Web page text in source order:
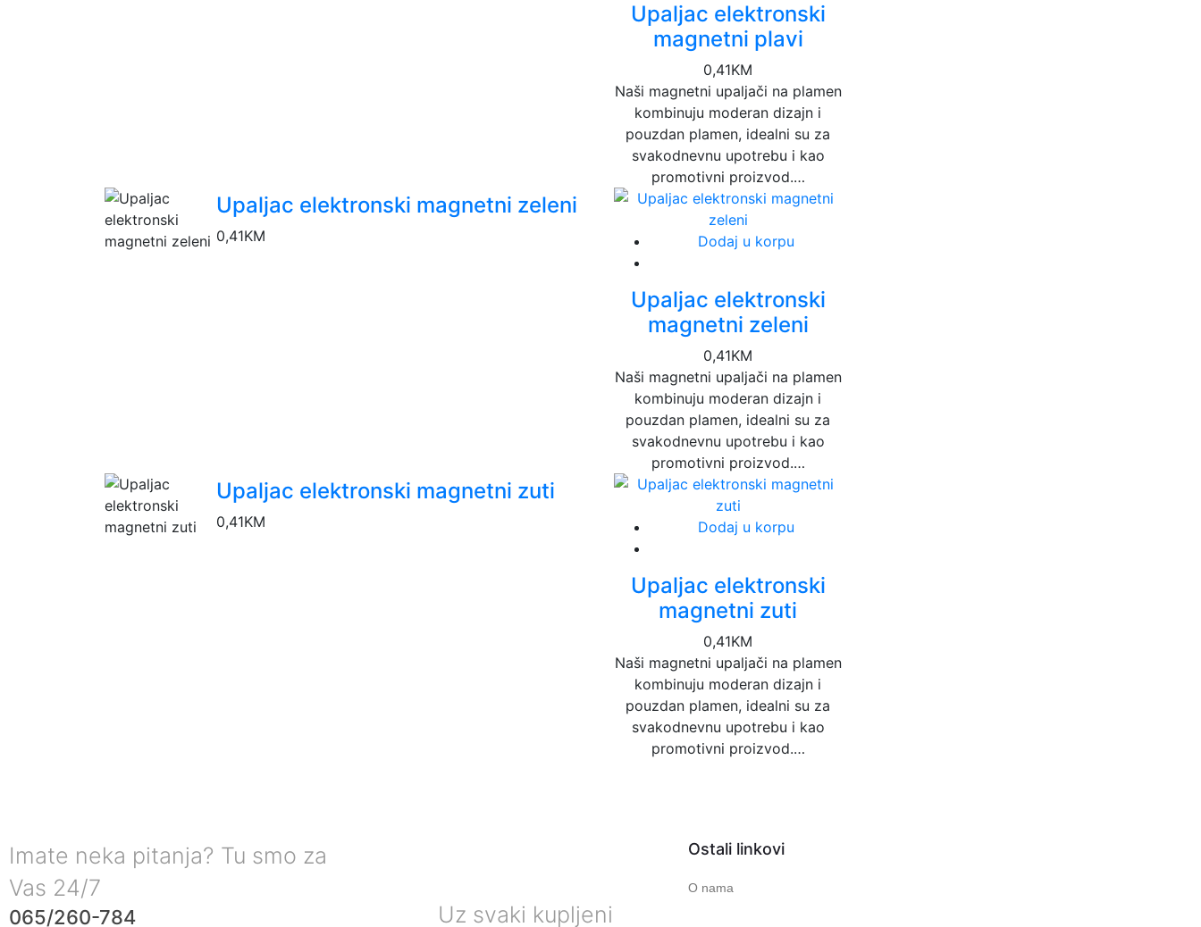
Upaljac elektronski
magnetni plavi
0,41KM
Naši magnetni upaljači na plamen
kombinuju moderan dizajn i
pouzdan plamen, idealni su za
svakodnevnu upotrebu i kao
promotivni proizvod.…
Upaljac elektronski magnetni zeleni
0,41KM Dodaj u korpu
Upaljac elektronski
magnetni zeleni
0,41KM
Naši magnetni upaljači na plamen
kombinuju moderan dizajn i
pouzdan plamen, idealni su za
svakodnevnu upotrebu i kao
promotivni proizvod.…
Upaljac elektronski magnetni zuti
0,41KM Dodaj u korpu
Upaljac elektronski
magnetni zuti
0,41KM
Naši magnetni upaljači na plamen
kombinuju moderan dizajn i
pouzdan plamen, idealni su za
svakodnevnu upotrebu i kao
promotivni proizvod.…
Imate neka pitanja? Tu smo za
Vas 24/7
065/260-784 Uz svaki kupljeni
Ostali linkovi
O nama